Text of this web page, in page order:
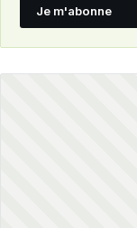
Je m'abonne